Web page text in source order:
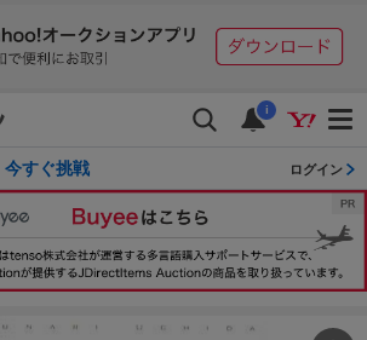
i
すぐ挑戦 ログイン